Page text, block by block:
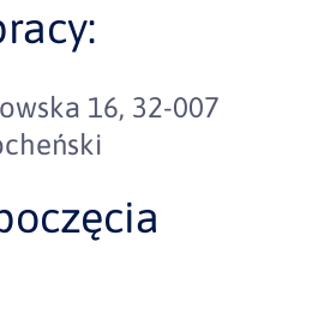
16, 32-007